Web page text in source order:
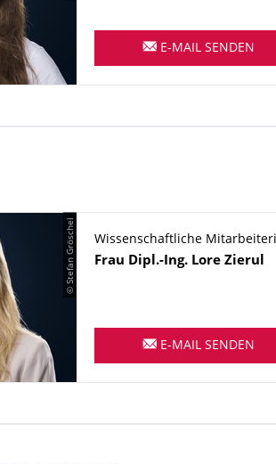
E-MAIL SENDEN
© Stefan Gröschel
Wissenschaftliche
Name
Frau Dipl.-Ing. Lore Zierul
E-MAIL SENDEN